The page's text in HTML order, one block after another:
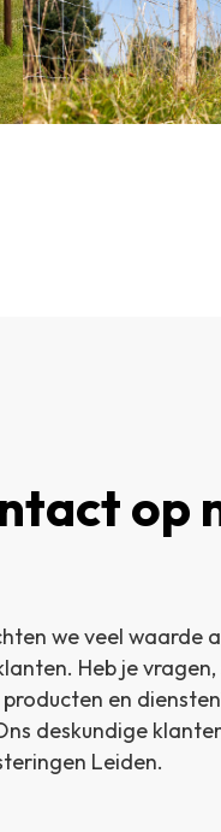
op
we veel waarde
Heb je
en
deskundige
Leiden.